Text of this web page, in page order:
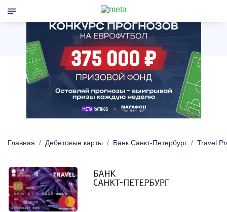
Главная Дебетовые карты Банк Санкт-Петербург Travel